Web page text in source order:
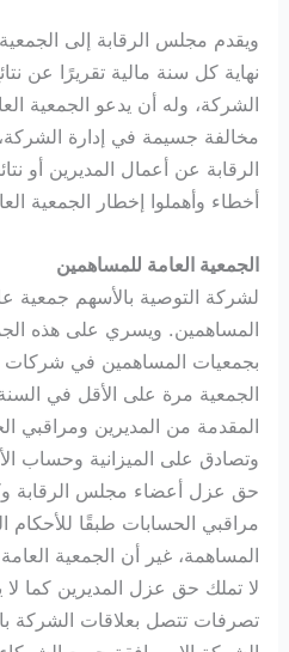
ويقدم مجلس الرقابة إلى
نهاية كل سنة مالية تقريرًا عن
الشركة، وله أن يدعو الجمعية
مخالفة جسيمة في إدارة
الرقابة عن أعمال المديرين أو
أخطاء وأهملوا إخطار الجمعية العامة
الجمعية العامة للمساهمين
لشركة التوصية بالأسهم جمعية
المساهمين. ويسري على هذه
بجمعيات المساهمين في شركات
الجمعية مرة على الأقل في
المقدمة من المديرين ومراقبي
وتصادق على الميزانية وحساب
حق عزل أعضاء مجلس الرقابة
مراقبي الحسابات طبقًا
المساهمة، غير أن الجمعية
لا تملك حق عزل المديرين كما
تصرفات تتصل بعلاقات الشركة